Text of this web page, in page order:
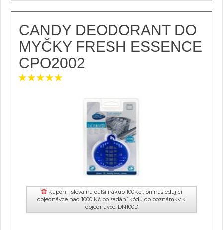
CANDY DEODORANT DO
MYČKY FRESH ESSENCE
CPO2002
Kupón - sleva na další nákup 100Kč , při následující
objednávce nad 1000 Kč po zadání kódu do poznámky k
objednávce: DN100D